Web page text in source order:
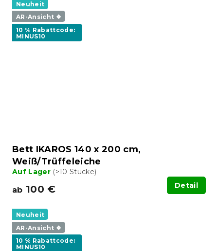
Neuheit
AR-Ansicht ❖
10 % Rabattcode:
MINUS10
Bett IKAROS 140 x 200 cm,
Weiß/Trüffeleiche
Auf Lager (>10 Stücke)
ab 100 € Detail
Neuheit
AR-Ansicht ❖
10 % Rabattcode:
MINUS10